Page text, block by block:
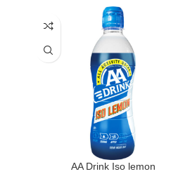
AA Drink Iso lemon